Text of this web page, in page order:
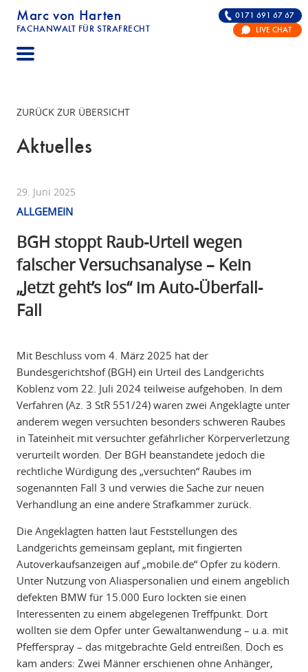
Marc von Harten
FACHANWALT FÜR STRAFRECHT
STRAFRECHT | RECHTSANWALT FÜR DIE
0171 691 67 67
LIVE CHAT
ZURÜCK ZUR ÜBERSICHT
Aktuelles
29. Juni 2025
ALLGEMEIN
BGH stoppt Raub-Urteil wegen
falscher Versuchsanalyse – Kein
„Jetzt geht’s los“ im Auto-Überfall-
Fall
Mit Beschluss vom 4. März 2025 hat der
Bundesgerichtshof (BGH) ein Urteil des Landgerichts
Koblenz vom 22. Juli 2024 teilweise aufgehoben. In dem
Verfahren (Az. 3 StR 551/24) waren zwei Angeklagte unter
anderem wegen versuchten besonders schweren Raubes
in Tateinheit mit versuchter gefährlicher Körperverletzung
verurteilt worden. Der BGH beanstandete jedoch die
rechtliche Würdigung des „versuchten“ Raubes im
sogenannten Fall 3 und verwies die Sache zur neuen
Verhandlung an eine andere Strafkammer zurück.
Die Angeklagten hatten laut Feststellungen des
Landgerichts gemeinsam geplant, mit fingierten
Autoverkaufsanzeigen auf „mobile.de“ Opfer zu ködern.
Unter Nutzung von Aliaspersonalien und einem angeblich
defekten BMW für 15.000 Euro lockten sie einen
Interessenten zu einem abgelegenen Treffpunkt. Dort
wollten sie dem Opfer unter Gewaltanwendung – u.a. mit
Pfefferspray – das mitgebrachte Geld entreißen. Doch es
kam anders: Zwei Männer erschienen ohne Anhänger,